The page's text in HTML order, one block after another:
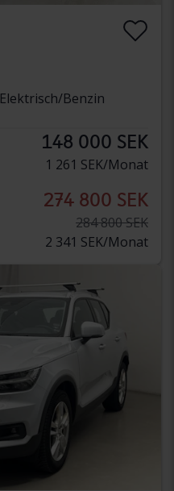
Elektrisch/Benzin
148 000 SEK
1 261 SEK/Monat
274 800 SEK
284 800 SEK
2 341 SEK/Monat